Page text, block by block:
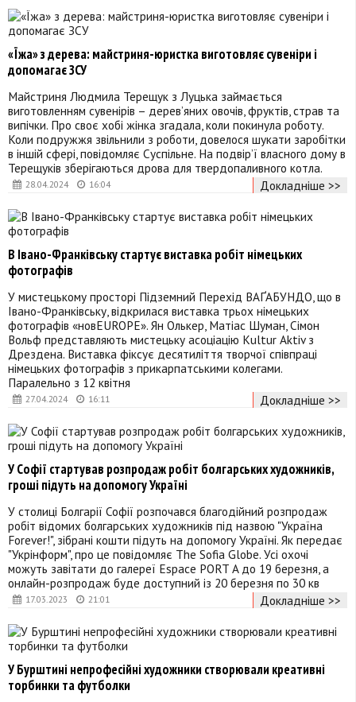
28.04.2024 16:04
«Їжа» з дерева: майстриня-юристка виготовляє сувеніри і
допомагає ЗСУ
Майстриня Людмила Терещук з Луцька займається
виготовленням сувенірів – дерев’яних овочів, фруктів, страв та
випічки. Про своє хобі жінка згадала, коли покинула роботу.
Коли подружжя звільнили з роботи, довелося шукати заробітки
в іншій сфері, повідомляє Суспільне. На подвір’ї власного дому в
Терещуків зберігаються дрова для твердопаливного котла.
Докладніше >>
27.04.2024 16:11
В Івано-Франківську стартує виставка робіт німецьких
фотографів
У мистецькому просторі Підземний Перехід ВАҐАБУНДО, що в
Івано-Франківську, відкрилася виставка трьох німецьких
фотографів «новEUROPE». Ян Олькер, Матіас Шуман, Сімон
Вольф представляють мистецьку асоціацію Kultur Aktiv з
Дрездена. Виставка фіксує десятиліття творчої співпраці
німецьких фотографів з прикарпатськими колегами.
Паралельно з 12 квітня
Докладніше >>
17.03.2023 21:01
У Софії стартував розпродаж робіт болгарських художників,
гроші підуть на допомогу Україні
У столиці Болгарії Софії розпочався благодійний розпродаж
робіт відомих болгарських художників під назвою "Україна
Forever!", зібрані кошти підуть на допомогу Україні. Як передає
"Укрінформ", про це повідомляє The Sofia Globe. Усі охочі
можуть завітати до галереї Espace PORT A до 19 березня, а
онлайн-розпродаж буде доступний із 20 березня по 30 кв
Докладніше >>
У Бурштині непрофесійні художники створювали креативні
торбинки та футболки